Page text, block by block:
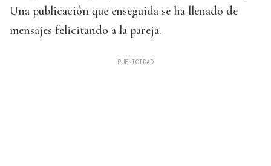
Una publicación que enseguida se ha llenado de
mensajes felicitando a la pareja.